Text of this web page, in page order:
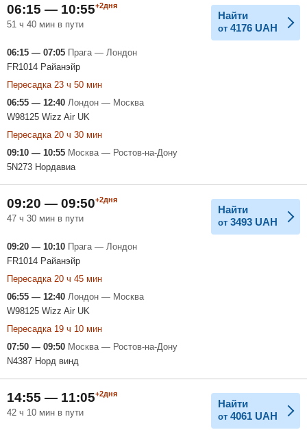
06:15 — 10:55+2дня
51 ч 40 мин в пути
Найти
от 4176 UAH
06:15 — 07:05 Прага — Лондон
FR1014 Райанэйр
Пересадка 23 ч 50 мин
06:55 — 12:40 Лондон — Москва
W98125 Wizz Air UK
Пересадка 20 ч 30 мин
09:10 — 10:55 Москва — Ростов-на-Дону
5N273 Нордавиа
09:20 — 09:50+2дня
47 ч 30 мин в пути
Найти
от 3493 UAH
09:20 — 10:10 Прага — Лондон
FR1014 Райанэйр
Пересадка 20 ч 45 мин
06:55 — 12:40 Лондон — Москва
W98125 Wizz Air UK
Пересадка 19 ч 10 мин
07:50 — 09:50 Москва — Ростов-на-Дону
N4387 Норд винд
14:55 — 11:05+2дня
42 ч 10 мин в пути
Найти
от 4061 UAH